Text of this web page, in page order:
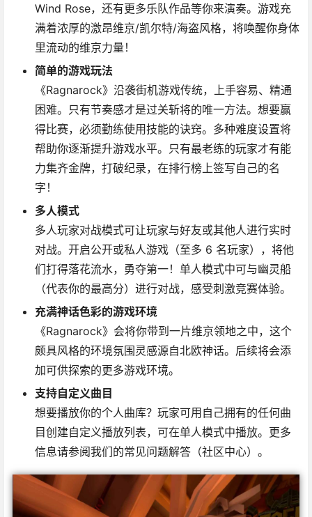
Wind Rose，还有更多乐队作品等你来演奏。游戏充
满着浓厚的激昂维京/凯尔特/海盗风格，将唤醒你身体
里流动的维京力量！
简单的游戏玩法
《Ragnarock》沿袭街机游戏传统，上手容易、精通
困难。只有节奏感才是过关斩将的唯一方法。想要赢
得比赛，必须勤练使用技能的诀窍。多种难度设置将
帮助你逐渐提升游戏水平。只有最老练的玩家才有能
力集齐金牌，打破纪录，在排行榜上签写自己的名
字！
多人模式
多人玩家对战模式可让玩家与好友或其他人进行实时
对战。开启公开或私人游戏（至多 6 名玩家），将他
们打得落花流水，勇夺第一！单人模式中可与幽灵船
（代表你的最高分）进行对战，感受刺激竞赛体验。
充满神话色彩的游戏环境
《Ragnarock》会将你带到一片维京领地之中，这个
颇具风格的环境氛围灵感源自北欧神话。后续将会添
加可供探索的更多游戏环境。
支持自定义曲目
想要播放你的个人曲库？玩家可用自己拥有的任何曲
目创建自定义播放列表，可在单人模式中播放。更多
信息请参阅我们的常见问题解答（社区中心）。